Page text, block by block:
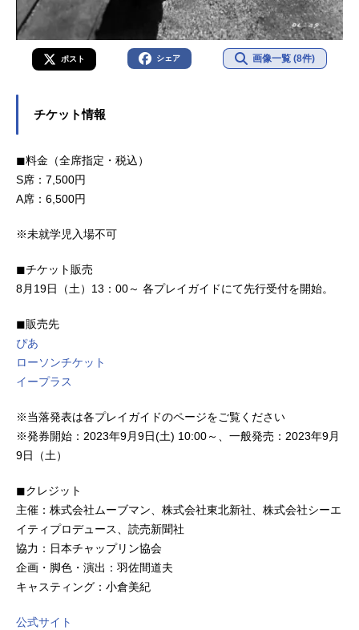
ポスト シェア 画像一覧 (8件)
チケット情報
◼︎料金（全席指定・税込）
S席：7,500円
A席：6,500円
※未就学児入場不可
◼︎チケット販売
8月19日（土）13：00～ 各プレイガイドにて先行受付を開始。
◼︎販売先
ぴあ
ローソンチケット
イープラス
※当落発表は各プレイガイドのページをご覧ください
※発券開始：2023年9月9日(土) 10:00～、一般発売：2023年9月
9日（土）
◼︎クレジット
主催：株式会社ムーブマン、株式会社東北新社、株式会社シーエ
イティプロデュース、読売新聞社
協力：日本チャップリン協会
企画・脚色・演出：羽佐間道夫
キャスティング：小倉美紀
公式サイト